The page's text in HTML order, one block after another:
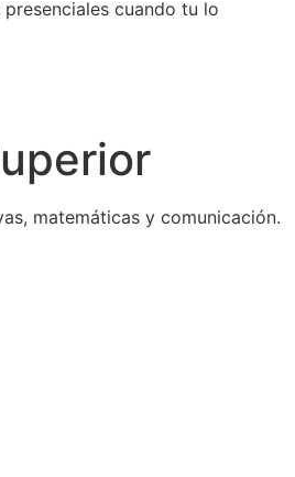
cuando tu lo
matemáticas y comunicación.